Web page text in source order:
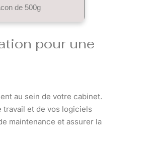
de 500g
pour une
au sein de votre cabinet.
travail et de vos logiciels
maintenance et assurer la